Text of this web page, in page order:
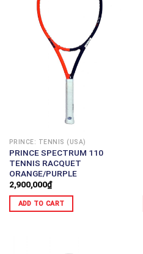
PRINCE: TENNIS (USA)
PRINCE SPECTRUM 110
TENNIS RACQUET
ORANGE/PURPLE
2,900,000₫
ADD TO CART